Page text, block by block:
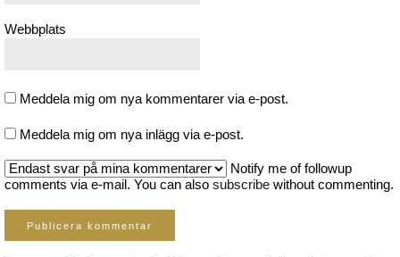
Webbplats
Meddela mig om nya kommentarer via e-post.
Meddela mig om nya inlägg via e-post.
Notify me of followup
comments via e-mail. You can also subscribe without commenting.